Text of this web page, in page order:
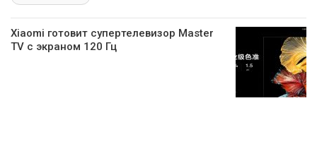
Xiaomi готовит супертелевизор Master
TV с экраном 120 Гц